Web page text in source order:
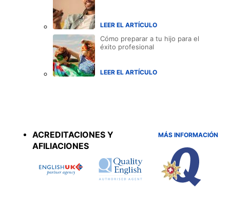
LEER EL ARTÍCULO
Cómo preparar a tu hijo para el
éxito profesional
LEER EL ARTÍCULO
ACREDITACIONES Y
AFILIACIONES
MÁS INFORMACIÓN